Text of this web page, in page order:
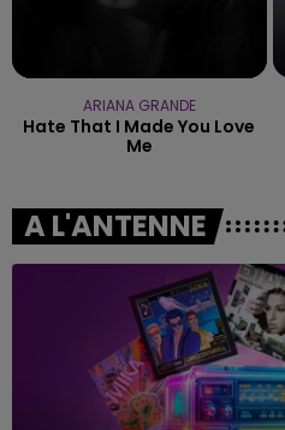
ARIANA GRANDE
Hate That I Made You Love
Me
A L'ANTENNE